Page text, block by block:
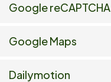
Google reCAPTCHA
Google Maps
Dailymotion